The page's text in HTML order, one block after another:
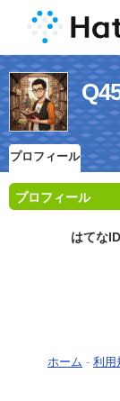
プロフィール
プロフィール
はてなID
ホーム - 利用